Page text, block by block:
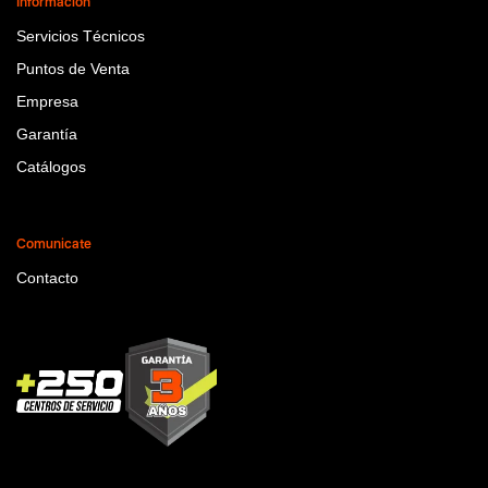
Información
Servicios Técnicos
Puntos de Venta
Empresa
Garantía
Catálogos
Comunicate
Contacto